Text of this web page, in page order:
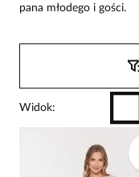
pana młodego i gości.
Widok: